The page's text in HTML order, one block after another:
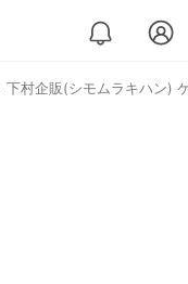
下村企販(シモムラキハン)